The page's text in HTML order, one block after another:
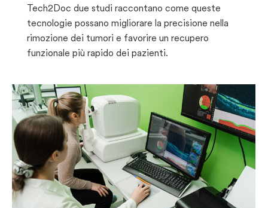
Tech2Doc due studi raccontano come queste
tecnologie possano migliorare la precisione nella
rimozione dei tumori e favorire un recupero
funzionale più rapido dei pazienti.